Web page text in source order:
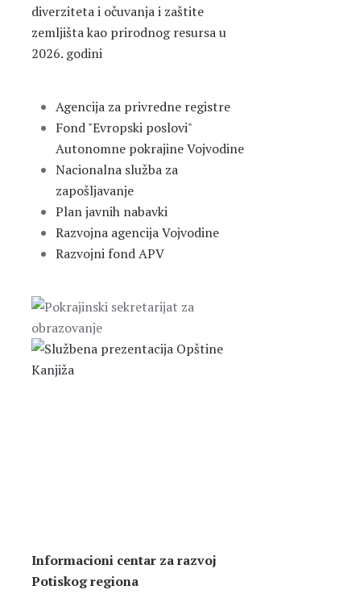
diverziteta i očuvanja i zaštite
zemljišta kao prirodnog resursa u
2026. godini
Agencija za privredne registre
Fond "Evropski poslovi"
Autonomne pokrajine Vojvodine
Nacionalna služba za
zapošljavanje
Plan javnih nabavki
Razvojna agencija Vojvodine
Razvojni fond APV
Informacioni centar za razvoj
Potiskog regiona